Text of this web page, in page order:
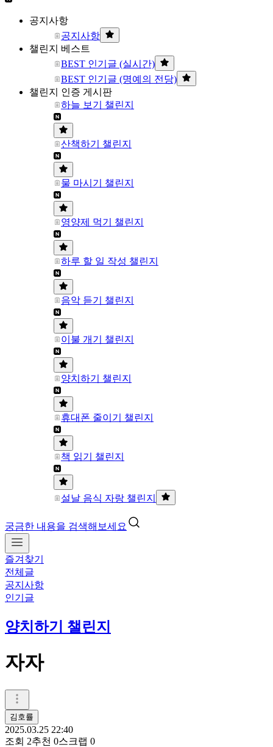
공지사항
공지사항
챌린지 베스트
BEST 인기글 (실시간)
BEST 인기글 (명예의 전당)
챌린지 인증 게시판
하늘 보기 챌린지
산책하기 챌린지
물 마시기 챌린지
영양제 먹기 챌린지
하루 할 일 작성 챌린지
음악 듣기 챌린지
이불 개기 챌린지
양치하기 챌린지
휴대폰 줄이기 챌린지
책 읽기 챌린지
설날 음식 자랑 챌린지
궁금한 내용을 검색해보세요
즐겨찾기
전체글
공지사항
인기글
양치하기 챌린지
자자
김호률
2025.03.25 22:40
조회 2추천 0스크랩 0